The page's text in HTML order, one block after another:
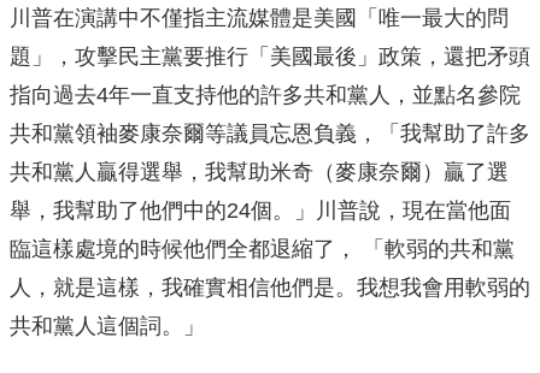
川普在演講中不僅指主流媒體是美國「唯一最大的問
題」，攻擊民主黨要推行「美國最後」政策，還把矛頭
指向過去4年一直支持他的許多共和黨人，並點名參院
共和黨領袖麥康奈爾等議員忘恩負義，「我幫助了許多
共和黨人贏得選舉，我幫助米奇（麥康奈爾）贏了選
舉，我幫助了他們中的24個。」川普說，現在當他面
臨這樣處境的時候他們全都退縮了， 「軟弱的共和黨
人，就是這樣，我確實相信他們是。我想我會用軟弱的
共和黨人這個詞。」